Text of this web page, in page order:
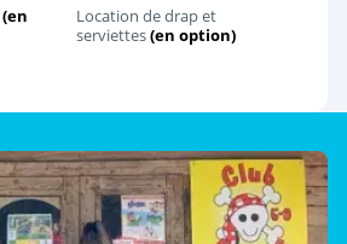
(en
Location de drap et
serviettes(en option)